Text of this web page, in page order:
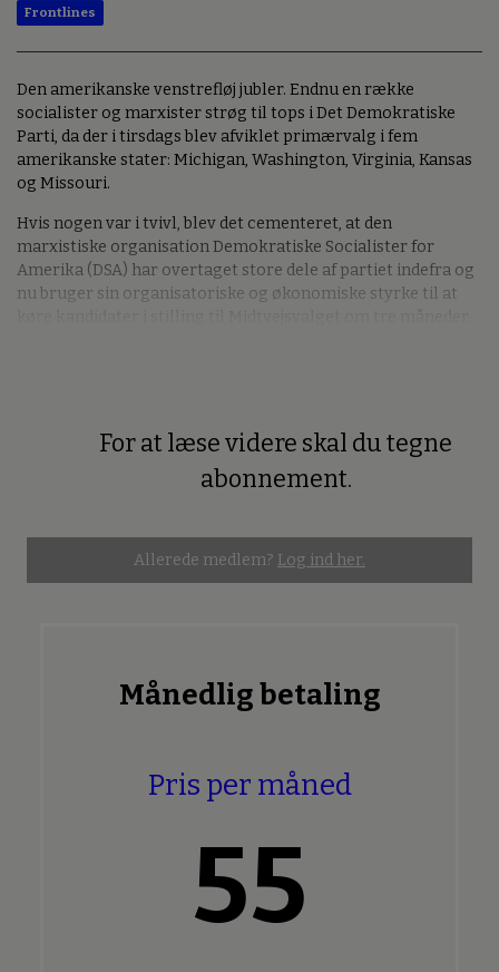
Frontlines
Den amerikanske venstrefløj jubler. Endnu en række
socialister og marxister strøg til tops i Det Demokratiske
Parti, da der i tirsdags blev afviklet primærvalg i fem
amerikanske stater: Michigan, Washington, Virginia, Kansas
og Missouri.
Hvis nogen var i tvivl, blev det cementeret, at den
marxistiske organisation Demokratiske Socialister for
Amerika (DSA) har overtaget store dele af partiet indefra og
nu bruger sin organisatoriske og økonomiske styrke til at
For at læse videre skal du tegne
abonnement.
Allerede medlem? Log ind her.
Månedlig betaling
Pris per måned
55